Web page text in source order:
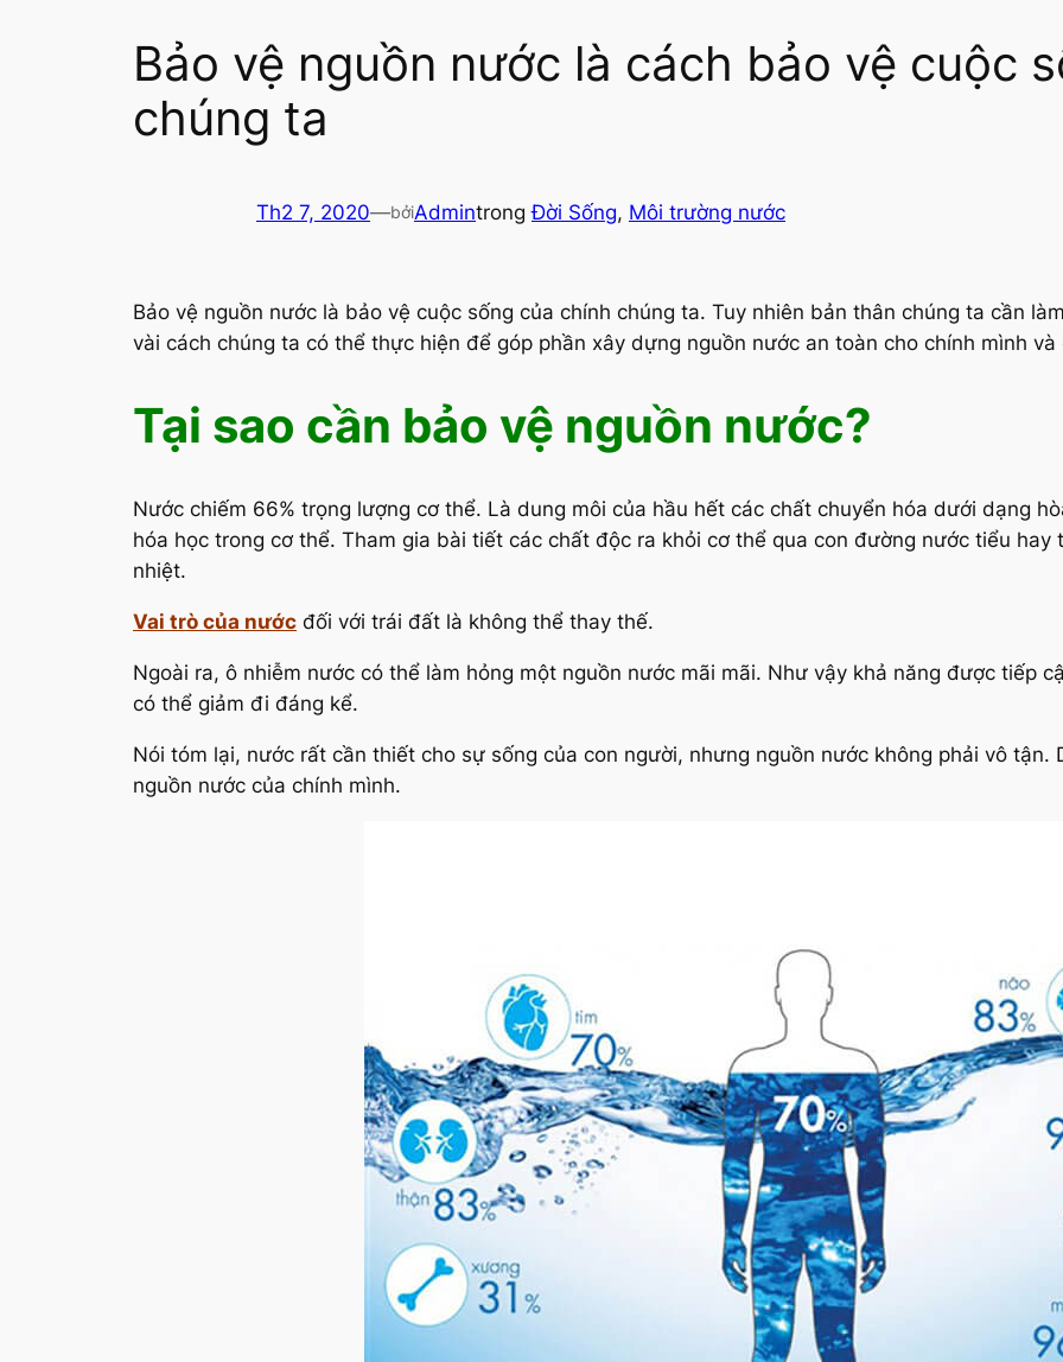
Bảo vệ nguồn nước là cách bảo vệ cuộc
chúng ta
Th2 7, 2020—bởiAdmintrongĐời Sống, Môi trường nước
Bảo vệ nguồn nước là bảo vệ cuộc sống của chính chúng ta. Tuy nhiên bản thân chúng ta cần
vài cách chúng ta có thể thực hiện để góp phần xây dựng nguồn nước an toàn cho chính mình
Tại sao cần bảo vệ nguồn nước?
Nước chiếm 66% trọng lượng cơ thể. Là dung môi của hầu hết các chất chuyển hóa dưới dạng
hóa học trong cơ thể. Tham gia bài tiết các chất độc ra khỏi cơ thể qua con đường nước tiểu
nhiệt.
Vai trò của nước đối với trái đất là không thể thay thế.
Ngoài ra, ô nhiễm nước có thể làm hỏng một nguồn nước mãi mãi. Như vậy khả năng được tiếp
có thể giảm đi đáng kể.
Nói tóm lại, nước rất cần thiết cho sự sống của con người, nhưng nguồn nước không phải vô tận.
nguồn nước của chính mình.